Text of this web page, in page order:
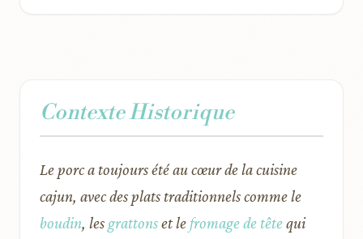
Contexte Historique
Le porc a toujours été au cœur de la cuisine
cajun, avec des plats traditionnels comme le
boudin, lesgrattonset le fromage de têtequi